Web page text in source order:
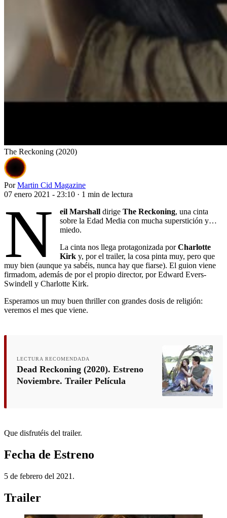
The Reckoning (2020)
Por Martin Cid Magazine
07 enero 2021 - 23:10 · 1 min de lectura
N eil Marshall dirigeThe Reckoning, una cinta
sobre la Edad Media con mucha superstición y…
miedo.
La cinta nos llega protagonizada porCharlotte
Kirk y, por el trailer, la cosa pinta muy, pero que
muy bien (aunque ya sabéis, nunca hay que fiarse). El guion viene
firmadom, además de por el propio director, por Edward Evers-
Swindell y Charlotte Kirk.
Esperamos un muy buen thriller con grandes dosis de religión:
veremos el mes que viene.
LECTURA RECOMENDADA
Dead Reckoning (2020). Estreno
Noviembre. Trailer Película
Que disfrutéis del trailer.
Fecha de Estreno
5 de febrero del 2021.
Trailer